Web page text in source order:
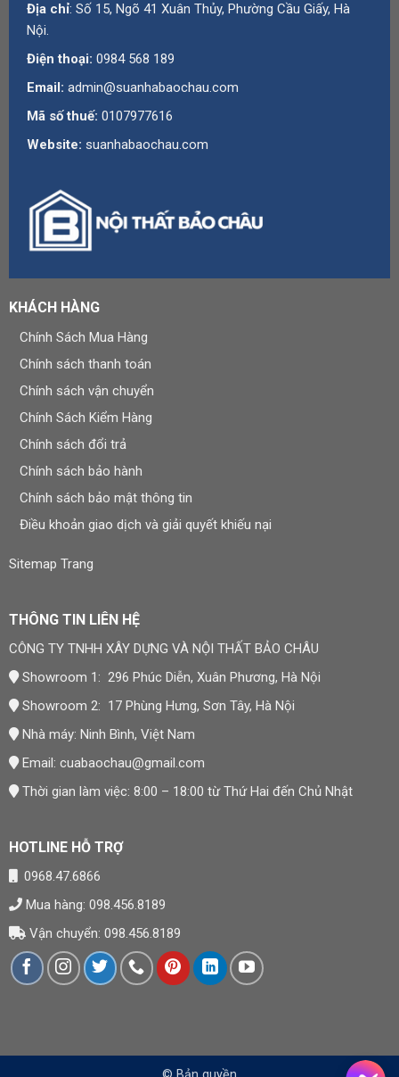
Địa chỉ: Số 15, Ngõ 41 Xuân Thủy, Phường Cầu Giấy, Hà
Nội.
Điện thoại: 0984 568 189
Email: admin@suanhabaochau.com
Mã số thuế: 0107977616
Website: suanhabaochau.com
KHÁCH HÀNG
Chính Sách Mua Hàng
Chính sách thanh toán
Chính sách vận chuyển
Chính Sách Kiểm Hàng
Chính sách đổi trả
Chính sách bảo hành
Chính sách bảo mật thông tin
Điều khoản giao dịch và giải quyết khiếu nại
Sitemap Trang
THÔNG TIN LIÊN HỆ
CÔNG TY TNHH XÂY DỰNG VÀ NỘI THẤT BẢO CHÂU
Showroom 1: 296 Phúc Diễn, Xuân Phương, Hà Nội
Showroom 2: 17 Phùng Hưng, Sơn Tây, Hà Nội
Nhà máy: Ninh Bình, Việt Nam
Email: cuabaochau@gmail.com
Thời gian làm việc: 8:00 – 18:00 từ Thứ Hai đến Chủ Nhật
HOTLINE HỖ TRỢ
0968.47.6866
Mua hàng: 098.456.8189
Vận chuyển: 098.456.8189